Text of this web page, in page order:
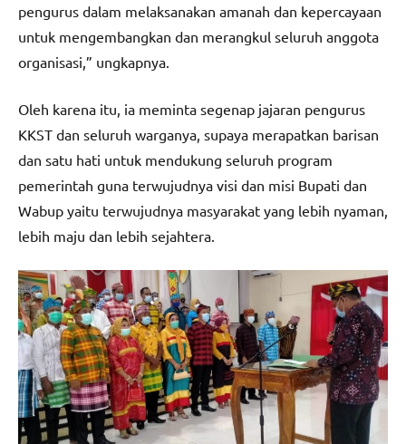
pengurus dalam melaksanakan amanah dan kepercayaan
untuk mengembangkan dan merangkul seluruh anggota
organisasi,” ungkapnya.
Oleh karena itu, ia meminta segenap jajaran pengurus
KKST dan seluruh warganya, supaya merapatkan barisan
dan satu hati untuk mendukung seluruh program
pemerintah guna terwujudnya visi dan misi Bupati dan
Wabup yaitu terwujudnya masyarakat yang lebih nyaman,
lebih maju dan lebih sejahtera.